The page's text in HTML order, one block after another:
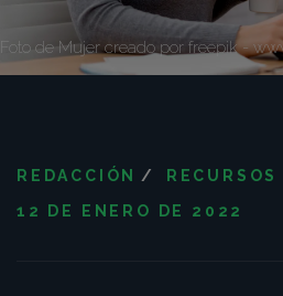
Foto de Mujer creado por freepik -
REDACCIÓN /
12 DE ENERO DE 2022